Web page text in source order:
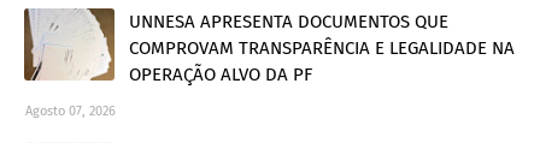
UNNESA APRESENTA DOCUMENTOS QUE
COMPROVAM TRANSPARÊNCIA E LEGALIDADE NA
OPERAÇÃO ALVO DA PF
Agosto 07, 2026